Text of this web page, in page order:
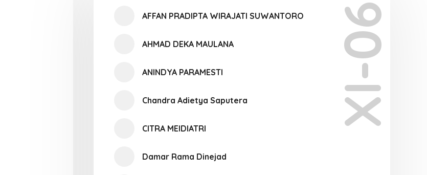
XI-06
AFFAN PRADIPTA WIRAJATI SUWANTORO
AHMAD DEKA MAULANA
ANINDYA PARAMESTI
Chandra Adietya Saputera
CITRA MEIDIATRI
Damar Rama Dinejad